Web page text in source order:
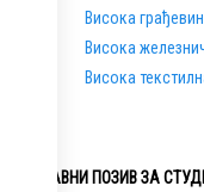
Висока
Висока
Висока
ЈАВНИ ПОЗИВ ЗА